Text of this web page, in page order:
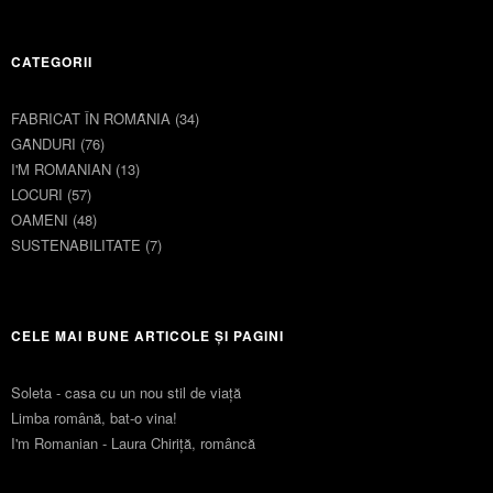
CATEGORII
FABRICAT ÎN ROMȂNIA (34)
GȂNDURI (76)
I'M ROMANIAN (13)
LOCURI (57)
OAMENI (48)
SUSTENABILITATE (7)
CELE MAI BUNE ARTICOLE ȘI PAGINI
Soleta - casa cu un nou stil de viaţă
Limba română, bat-o vina!
I'm Romanian - Laura Chiriță, româncă